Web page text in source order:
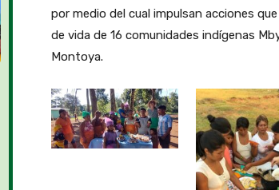
por medio del cual impulsan acciones
de vida de 16 comunidades indígenas
Montoya.